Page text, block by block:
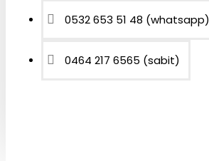
0532 653 51 48 (whatsapp)
0464 217 6565 (sabit)